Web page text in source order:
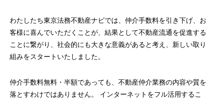
わたしたち東京法務不動産ナビでは、仲介手数料を引き下げ、お
客様に喜んでいただくことが、結果として不動産流通を促進する
ことに繋がり、社会的にも大きな意義があると考え、新しい取り
組みをスタートいたしました。
仲介手数料無料・半額であっても、不動産仲介業務の内容や質を
落とすわけではありません。 インターネットをフル活用するこ